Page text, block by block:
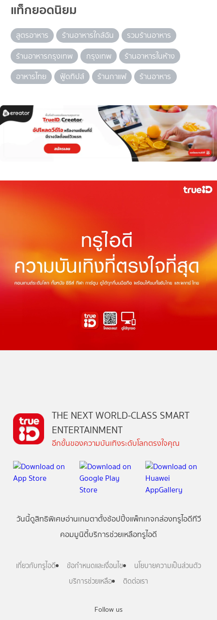
แท็กยอดนิยม
สูตรอาหาร ร้านอาหารใกล้ฉัน
รวมร้านอาหาร
ร้านอาหารกรุงเทพ
กรุงเทพ
ร้านอาหารในห้าง
อาหารไทย
ฟู้ดทิปส์ ร้านกาแฟ ร้านอาหาร
Follow us
THE NEXT WORLD-CLASS SMART
ENTERTAINMENT
อีกขั้นของความบันเทิงระดับโลกตรงใจคุณ
วันนี้ดูสิทธิพิเศษอ่านเกมตาตั้งช้อปปิ้งแพ็กเกจกล่องทรูไอดีทีวี
คอมมูนิตี้บริการช่วยเหลือทรูไอดี
เกี่ยวกับทรูไอดี ข้อกำหนดและเงื่อนไข
นโยบายความเป็นส่วนตัว
บริการช่วยเหลือ
ติดต่อเรา